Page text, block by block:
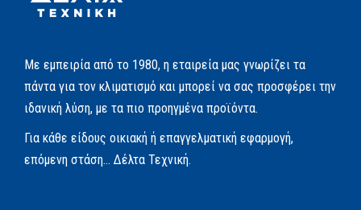
Με εμπειρία από το 1980, η εταιρεία μας γνωρίζει τα
πάντα για τον κλιματισμό και μπορεί να σας προσφέρει την
ιδανική λύση, με τα πιο προηγμένα προϊόντα.
Για κάθε είδους οικιακή ή επαγγελματική εφαρμογή,
επόμενη στάση… Δέλτα Τεχνική.